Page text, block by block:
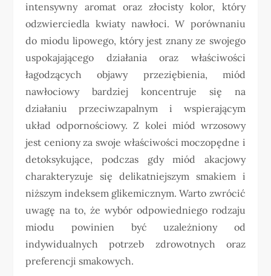
intensywny aromat oraz złocisty kolor, który
odzwierciedla kwiaty nawłoci. W porównaniu
do miodu lipowego, który jest znany ze swojego
uspokajającego działania oraz właściwości
łagodzących objawy przeziębienia, miód
nawłociowy bardziej koncentruje się na
działaniu przeciwzapalnym i wspierającym
układ odpornościowy. Z kolei miód wrzosowy
jest ceniony za swoje właściwości moczopędne i
detoksykujące, podczas gdy miód akacjowy
charakteryzuje się delikatniejszym smakiem i
niższym indeksem glikemicznym. Warto zwrócić
uwagę na to, że wybór odpowiedniego rodzaju
miodu powinien być uzależniony od
indywidualnych potrzeb zdrowotnych oraz
preferencji smakowych.